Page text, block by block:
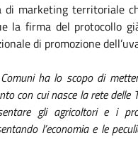
marketing territoriale
la firma del protocollo
di promozione
ha lo scopo di
con cui nasce la rete
gli agricoltori e i
l’economia e le